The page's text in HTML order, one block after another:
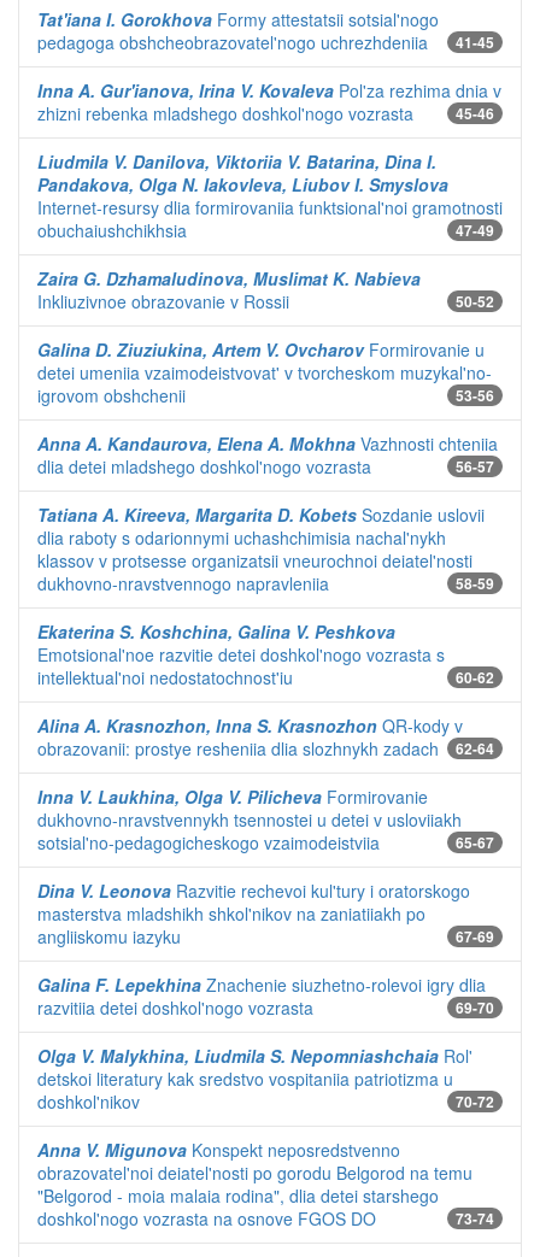
Tat'iana I. Gorokhova Formy attestatsii sotsial'nogo
pedagoga obshcheobrazovatel'nogo uchrezhdeniia
41-45
Inna A. Gur'ianova, Irina V. Kovaleva Pol'za rezhima dnia v
zhizni rebenka mladshego doshkol'nogo vozrasta
45-46
Liudmila V. Danilova, Viktoriia V. Batarina, Dina I.
Pandakova, Olga N. Iakovleva, Liubov I. Smyslova
Internet-resursy dlia formirovaniia funktsional'noi gramotnosti
obuchaiushchikhsia
47-49
Zaira G. Dzhamaludinova, Muslimat K. Nabieva
Inkliuzivnoe obrazovanie v Rossii
50-52
Galina D. Ziuziukina, Artem V. OvcharovFormirovanie u
detei umeniia vzaimodeistvovat' v tvorcheskom muzykal'no-
igrovom obshchenii
53-56
Anna A. Kandaurova, Elena A. Mokhna Vazhnosti chteniia
dlia detei mladshego doshkol'nogo vozrasta
56-57
Tatiana A. Kireeva, Margarita D. Kobets Sozdanie uslovii
dlia raboty s odarionnymi uchashchimisia nachal'nykh
klassov v protsesse organizatsii vneurochnoi deiatel'nosti
dukhovno-nravstvennogo napravleniia
58-59
Ekaterina S. Koshchina, Galina V. Peshkova
Emotsional'noe razvitie detei doshkol'nogo vozrasta s
intellektual'noi nedostatochnost'iu
60-62
Alina A. Krasnozhon, Inna S. Krasnozhon QR-kody v
obrazovanii: prostye resheniia dlia slozhnykh zadach
62-64
Inna V. Laukhina, Olga V. Pilicheva Formirovanie
dukhovno-nravstvennykh tsennostei u detei v usloviiakh
sotsial'no-pedagogicheskogo vzaimodeistviia
65-67
Dina V. Leonova Razvitie rechevoi kul'tury i oratorskogo
masterstva mladshikh shkol'nikov na zaniatiiakh po
angliiskomu iazyku
67-69
Galina F. Lepekhina Znachenie siuzhetno-rolevoi igry dlia
razvitiia detei doshkol'nogo vozrasta
69-70
Olga V. Malykhina, Liudmila S. Nepomniashchaia Rol'
detskoi literatury kak sredstvo vospitaniia patriotizma u
doshkol'nikov
70-72
Anna V. Migunova Konspekt neposredstvenno
obrazovatel'noi deiatel'nosti po gorodu Belgorod na temu
"Belgorod - moia malaia rodina", dlia detei starshego
doshkol'nogo vozrasta na osnove FGOS DO
73-74